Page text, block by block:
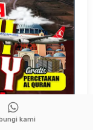
kami